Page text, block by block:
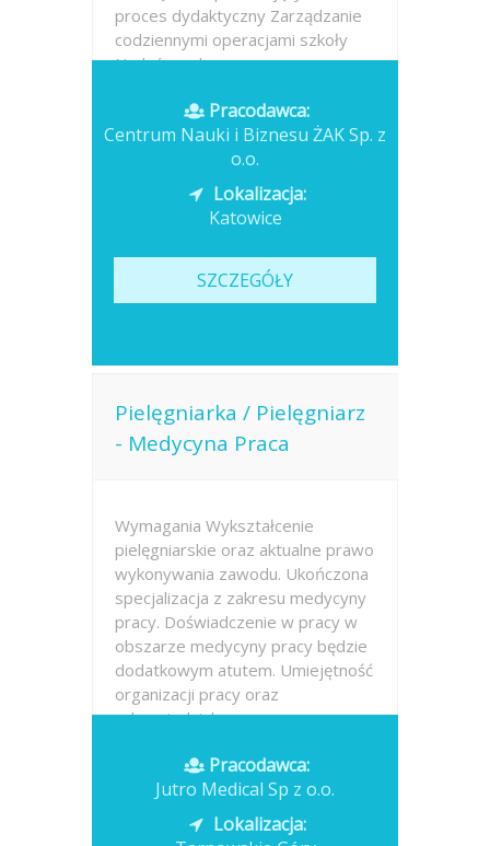
proces dydaktyczny Zarządzanie
codziennymi operacjami szkoły
Nadzór nad...
Opublikowano: dzisiajPracodawca:
Centrum Nauki i Biznesu ŻAK Sp. z
o.o.
Lokalizacja:
Katowice
SZCZEGÓŁY
Pielęgniarka / Pielęgniarz
- Medycyna Praca
Wymagania Wykształcenie
pielęgniarskie oraz aktualne prawo
wykonywania zawodu. Ukończona
specjalizacja z zakresu medycyny
pracy. Doświadczenie w pracy w
obszarze medycyny pracy będzie
dodatkowym atutem. Umiejętność
organizacji pracy oraz
odpowiedzialne...
Opublikowano: dzisiajPracodawca:
Jutro Medical Sp z o.o.
Lokalizacja: